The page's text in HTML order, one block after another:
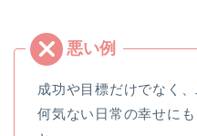
成功や目標だけでなく
何気ない日常の幸せに